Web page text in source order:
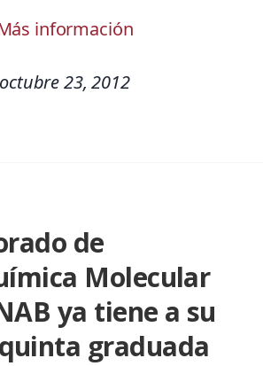
información
octubre 23, 2012
de
Molecular
ya tiene a su
graduada